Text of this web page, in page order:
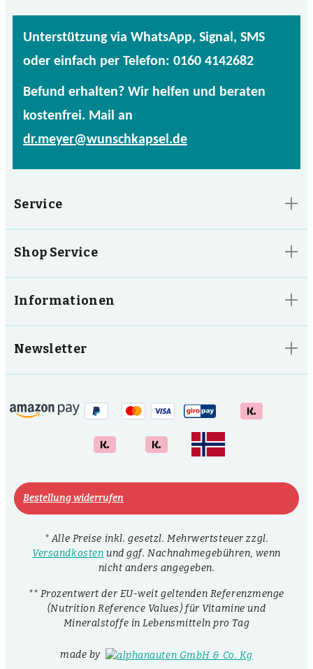
Unterstützung via WhatsApp, Signal, SMS
oder einfach per Telefon: 0160 4142682
Befund erhalten? Wir helfen und beraten
kostenfrei. Mail an
dr.meyer@wunschkapsel.de
Service
Shop Service
Informationen
Newsletter
Bestellung widerrufen
* Alle Preise inkl. gesetzl. Mehrwertsteuer zzgl.
Versandkosten und ggf. Nachnahmegebühren, wenn
nicht anders angegeben.
** Prozentwert der EU-weit geltenden Referenzmenge
(Nutrition Reference Values) für Vitamine und
Mineralstoffe in Lebensmitteln pro Tag
made by